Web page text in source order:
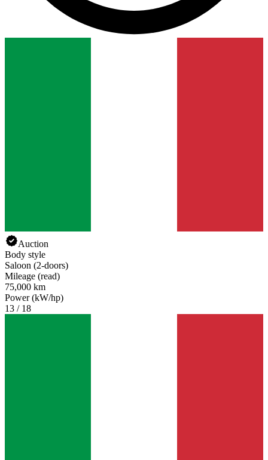
Auction
Body style
Saloon (2-doors)
Mileage (read)
75,000 km
Power (kW/hp)
13 / 18